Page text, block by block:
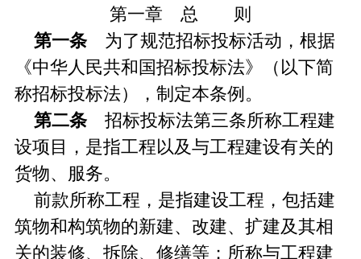
第一章 总 则
第一条 为了规范招标投标活动，根据
《中华人民共和国招标投标法》（以下简
称招标投标法），制定本条例。
第二条 招标投标法第三条所称工程建
设项目，是指工程以及与工程建设有关的
货物、服务。
前款所称工程，是指建设工程，包括建
筑物和构筑物的新建、改建、扩建及其相
关的装修、拆除、修缮等；所称与工程建